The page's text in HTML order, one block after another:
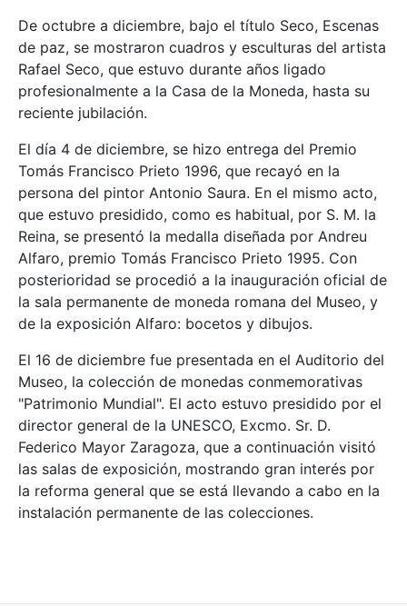
De octubre a diciembre, bajo el título Seco, Escenas
de paz, se mostraron cuadros y esculturas del artista
Rafael Seco, que estuvo durante años ligado
profesionalmente a la Casa de la Moneda, hasta su
reciente jubilación.
El día 4 de diciembre, se hizo entrega del Premio
Tomás Francisco Prieto 1996, que recayó en la
persona del pintor Antonio Saura. En el mismo acto,
que estuvo presidido, como es habitual, por S. M. la
Reina, se presentó la medalla diseñada por Andreu
Alfaro, premio Tomás Francisco Prieto 1995. Con
posterioridad se procedió a la inauguración oficial de
la sala permanente de moneda romana del Museo, y
de la exposición Alfaro: bocetos y dibujos.
El 16 de diciembre fue presentada en el Auditorio del
Museo, la colección de monedas conmemorativas
"Patrimonio Mundial". El acto estuvo presidido por el
director general de la UNESCO, Excmo. Sr. D.
Federico Mayor Zaragoza, que a continuación visitó
las salas de exposición, mostrando gran interés por
la reforma general que se está llevando a cabo en la
instalación permanente de las colecciones.